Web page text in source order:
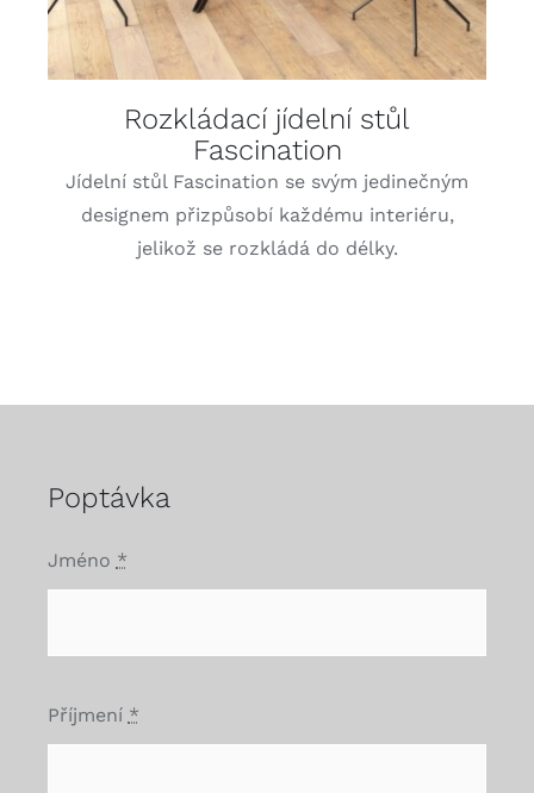
Rozkládací jídelní stůl
Fascination
Jídelní stůl Fascination se svým jedinečným
designem přizpůsobí každému interiéru,
jelikož se rozkládá do délky.
Poptávka
Jméno *
Příjmení *